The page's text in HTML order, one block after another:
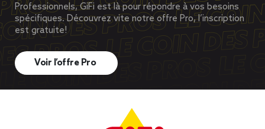
Professionnels, GiFi est là pour répondre à vos besoins
spécifiques. Découvrez vite notre offre Pro, l’inscription
est gratuite!
Voir l’offre Pro